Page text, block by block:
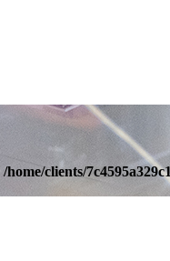
/home/clients/